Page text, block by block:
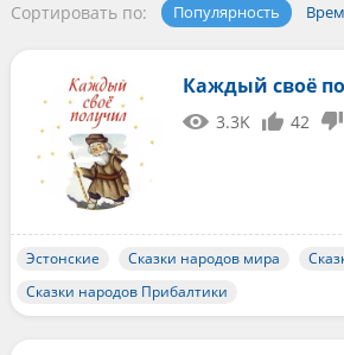
Сортировать по: Популярность
Каждый своё
3.3K 42
Эстонские Сказки народов мира
Сказки народов Прибалтики